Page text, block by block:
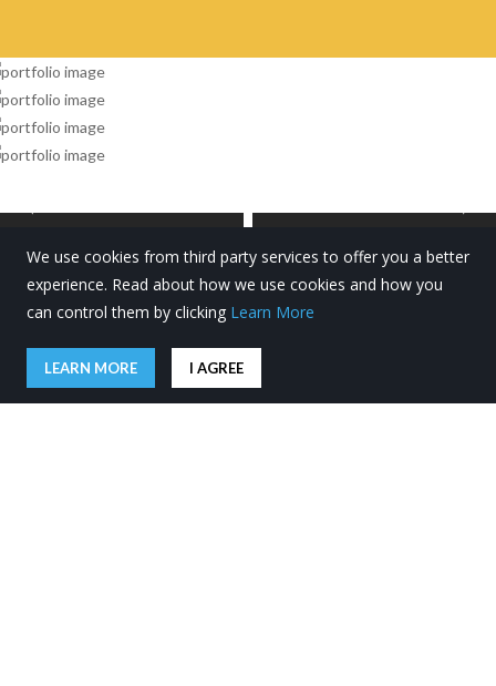
7 février 2020
NOS PARTENAIRES
We use cookies from third party services to offer you a better
experience. Read about how we use cookies and how you
can control them by clicking Learn More
LEARN MORE I AGREE